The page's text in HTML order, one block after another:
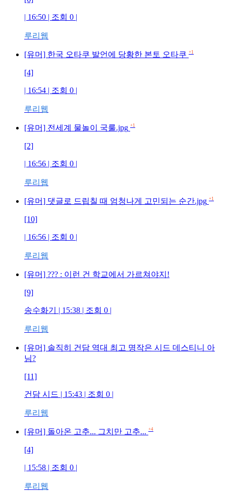
| 16:50 | 조회 0 |
루리웹
[유머] 한국 오타쿠 발언에 당황한 본토 오타쿠 +1
[4]
| 16:54 | 조회 0 |
루리웹
[유머] 전세계 물놀이 국룰.jpg +1
[2]
| 16:56 | 조회 0 |
루리웹
[유머] 댓글로 드립칠 때 엄청나게 고민되는 순간.jpg +1
[10]
| 16:56 | 조회 0 |
루리웹
[유머] ??? : 이런 건 학교에서 가르쳐야지!
[9]
송수화기 | 15:38 | 조회 0 |
루리웹
[유머] 솔직히 건담 역대 최고 명작은 시드 데스티니 아
님?
[11]
건담 시드 | 15:43 | 조회 0 |
루리웹
[유머] 돌아온 고추... 그치만 고추... +4
[4]
| 15:58 | 조회 0 |
루리웹